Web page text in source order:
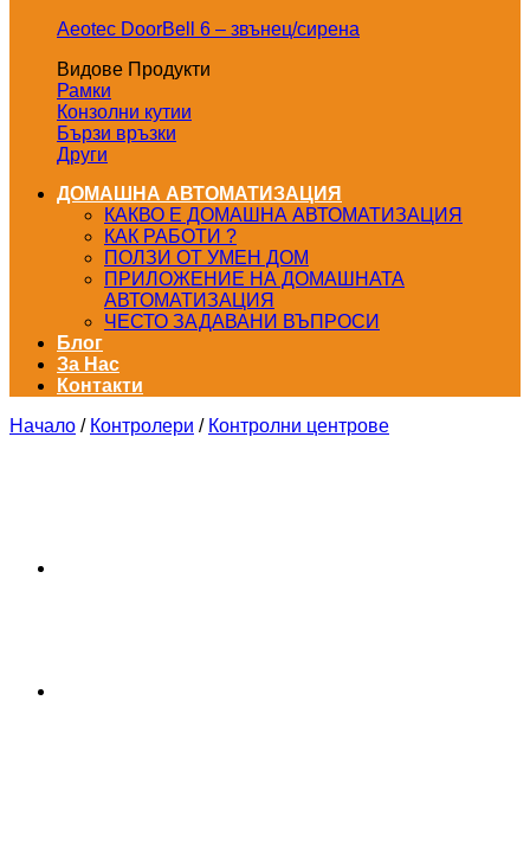
Aeotec DoorBell 6 – звънец/сирена
Видове Продукти
Рамки
Конзолни кутии
Бързи връзки
Други
ДОМАШНА АВТОМАТИЗАЦИЯ
КАКВО Е ДОМАШНА АВТОМАТИЗАЦИЯ
КАК РАБОТИ ?
ПОЛЗИ ОТ УМЕН ДОМ
ПРИЛОЖЕНИЕ НА ДОМАШНАТА
АВТОМАТИЗАЦИЯ
ЧЕСТО ЗАДАВАНИ ВЪПРОСИ
Блог
За Нас
Контакти
Начало / Контролери / Контролни центрове